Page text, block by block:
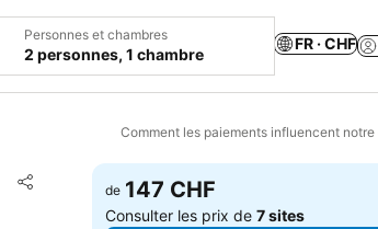
Personnes et chambres
2 personnes, 1 chambre
FR · CHF
Comment les paiements influencent
Partager
Ajouter à mes favoris
de 147 CHF
Consulter les prix de7 sites